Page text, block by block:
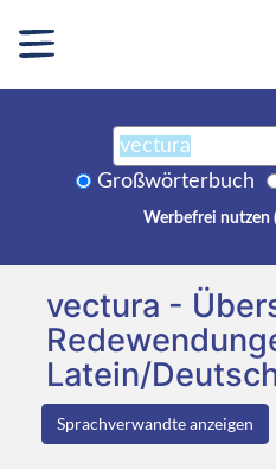
Großwörterbuch
Werbefrei nutzen
vectura -
Latein/
Sprachverwandte anzeigen